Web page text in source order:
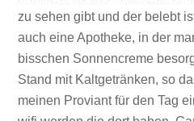
zu sehen gibt und der belebt
auch eine Apotheke, in der
bisschen Sonnencreme
Stand mit Kaltgetränken, so
meinen Proviant für den Tag